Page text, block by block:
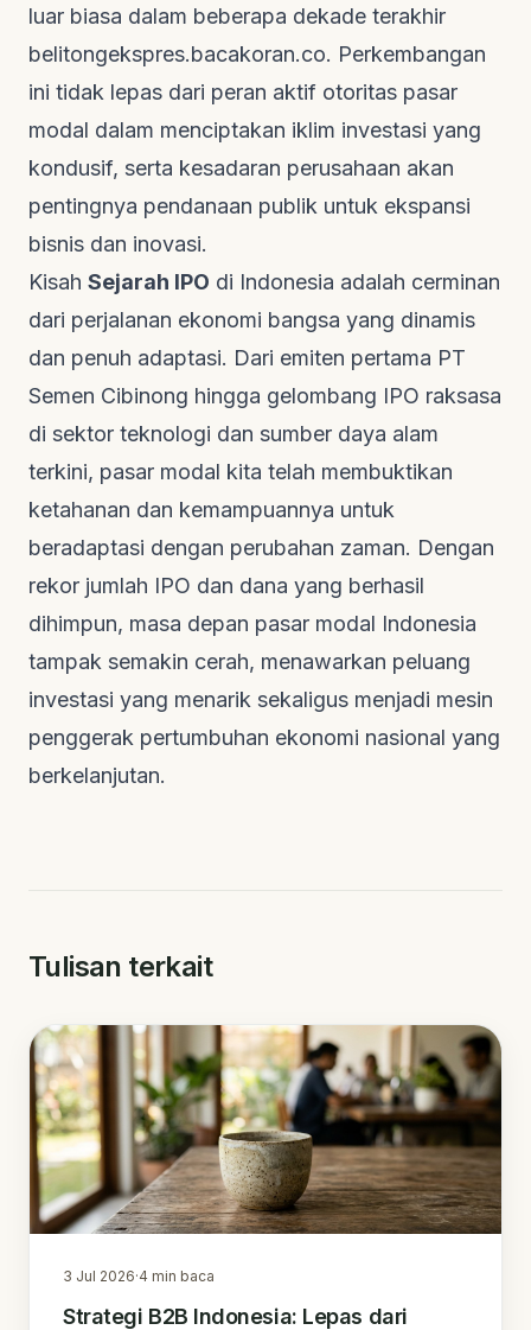
luar biasa dalam beberapa dekade terakhir
belitongekspres.bacakoran.co. Perkembangan
ini tidak lepas dari peran aktif otoritas pasar
modal dalam menciptakan iklim investasi yang
kondusif, serta kesadaran perusahaan akan
pentingnya pendanaan publik untuk ekspansi
bisnis dan inovasi.
Kisah Sejarah IPO di Indonesia adalah cerminan
dari perjalanan ekonomi bangsa yang dinamis
dan penuh adaptasi. Dari emiten pertama PT
Semen Cibinong hingga gelombang IPO raksasa
di sektor teknologi dan sumber daya alam
terkini, pasar modal kita telah membuktikan
ketahanan dan kemampuannya untuk
beradaptasi dengan perubahan zaman. Dengan
rekor jumlah IPO dan dana yang berhasil
dihimpun, masa depan pasar modal Indonesia
tampak semakin cerah, menawarkan peluang
investasi yang menarik sekaligus menjadi mesin
penggerak pertumbuhan ekonomi nasional yang
berkelanjutan.
Tulisan terkait
3 Jul 2026·4 min baca
Strategi B2B Indonesia: Lepas dari